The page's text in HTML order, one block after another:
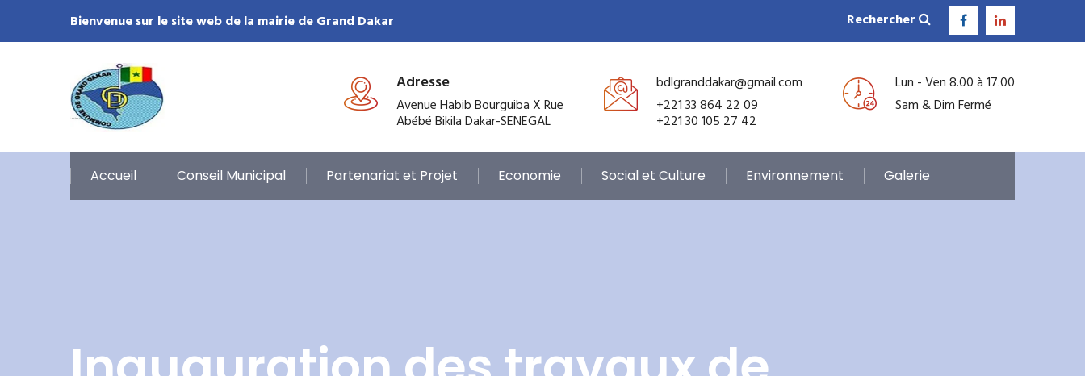
Bienvenue sur le site web de la mairie de Grand Dakar Rechercher
Adresse
Avenue Habib Bourguiba X Rue
Abébé Bikila Dakar-SENEGAL
bdlgranddakar@gmail.com
+221 33 864 22 09
+221 30 105 27 42
Lun - Ven 8.00 à 17.00
Sam & Dim Fermé
Accueil Conseil Municipal Partenariat et Projet Economie Social et Culture Environnement Galerie